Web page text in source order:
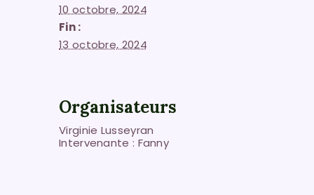
10 octobre, 2024
Fin :
13 octobre, 2024
Organisateurs
Virginie Lusseyran
Intervenante : Fanny